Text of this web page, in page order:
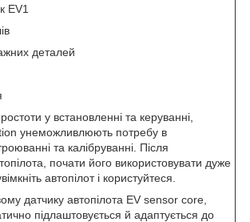
EV1
деталей
у встановленні та керуванні,
унеможливлюють потребу в
та калібруванні. Після
почати його використовувати дуже
автопілот і користуйтеся.
датчику автопілота EV sensor core,
підлаштовується й адаптується до